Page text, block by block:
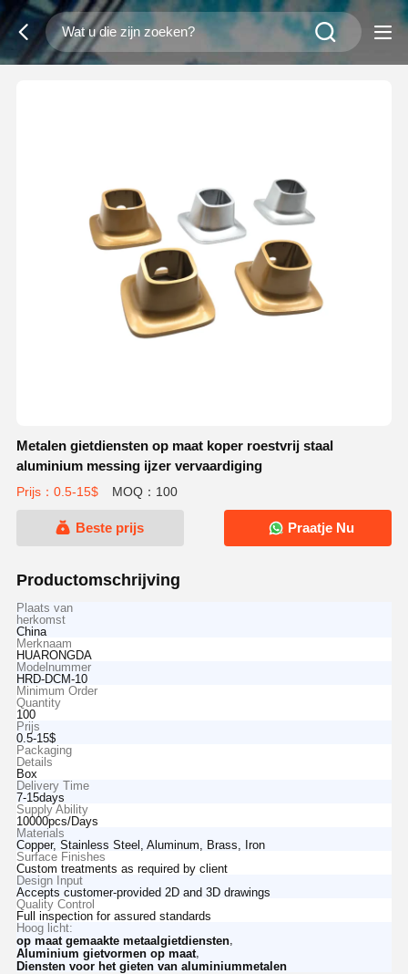
Metalen gietdiensten op maat koper roestvrij staal
aluminium messing ijzer vervaardiging
Prijs：0.5-15$ MOQ：100
Beste prijs Praatje Nu
Productomschrijving
Plaats van
herkomst
China
Merknaam
HUARONGDA
Modelnummer
HRD-DCM-10
Minimum Order
Quantity
100
Prijs
0.5-15$
Packaging
Details
Box
Delivery Time
7-15days
Supply Ability
10000pcs/Days
Materials
Copper, Stainless Steel, Aluminum, Brass, Iron
Surface Finishes
Custom treatments as required by client
Design Input
Accepts customer-provided 2D and 3D drawings
Quality Control
Full inspection for assured standards
Hoog licht:
op maat gemaakte metaalgietdiensten,
Aluminium gietvormen op maat,
Diensten voor het gieten van aluminiummetalen